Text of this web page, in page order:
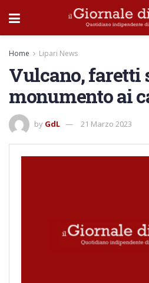
Home Lipari News
Vulcano, faretti
monumento ai
by GdL 21 Marzo 2023